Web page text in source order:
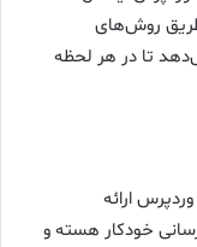
هفته را از طریق روش‌های
تا در هر لحظه
ارائه
خودکار هسته و